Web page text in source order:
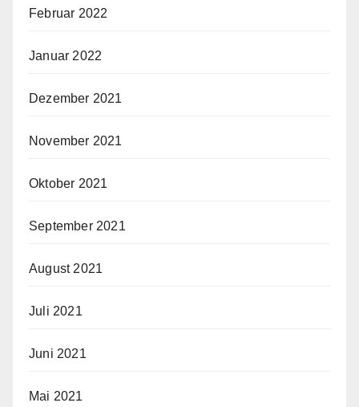
Februar 2022
Januar 2022
Dezember 2021
November 2021
Oktober 2021
September 2021
August 2021
Juli 2021
Juni 2021
Mai 2021